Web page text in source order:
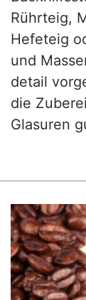
Rührteig,
Hefeteig
und
detail
die
Glasuren